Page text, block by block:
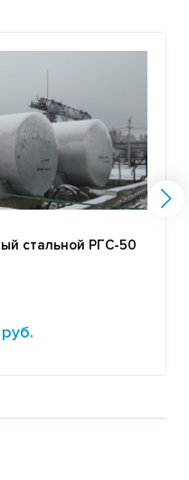
стальной РГС-50